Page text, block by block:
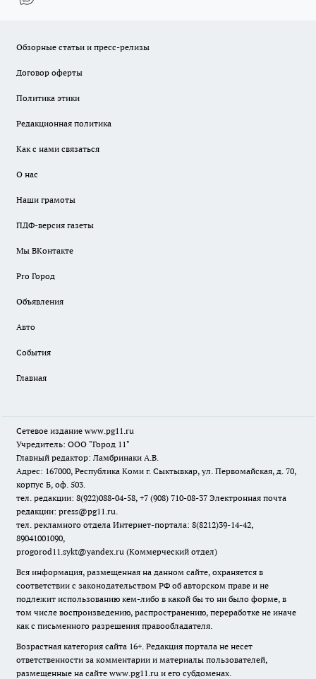
Обзорные статьи и пресс-релизы
Договор оферты
Политика этики
Редакционная политика
Как с нами связаться
О нас
Наши грамоты
ПДФ-версия газеты
Мы ВКонтакте
Pro Город
Объявления
Авто
События
Главная
Сетевое издание www.pg11.ru
Учредитель: ООО "Город 11"
Главный редактор: Ламбринаки А.В.
Адрес: 167000, Республика Коми г. Сыктывкар, ул. Первомайская, д. 70,
корпус Б, оф. 503.
тел. редакции: 8(922)088-04-58, +7 (908) 710-08-37 Электронная почта
редакции: press@pg11.ru.
тел. рекламного отдела Интернет-портала: 8(8212)39-14-42,
89041001090,
progorod11.sykt@yandex.ru (Коммерческий отдел)
Вся информация, размещенная на данном сайте, охраняется в
соответствии с законодательством РФ об авторском праве и не
подлежит использованию кем-либо в какой бы то ни было форме, в
том числе воспроизведению, распространению, переработке не иначе
как с письменного разрешения правообладателя.
Возрастная категория сайта 16+. Редакция портала не несет
ответственности за комментарии и материалы пользователей,
размещенные на сайте www.pg11.ru и его субдоменах.